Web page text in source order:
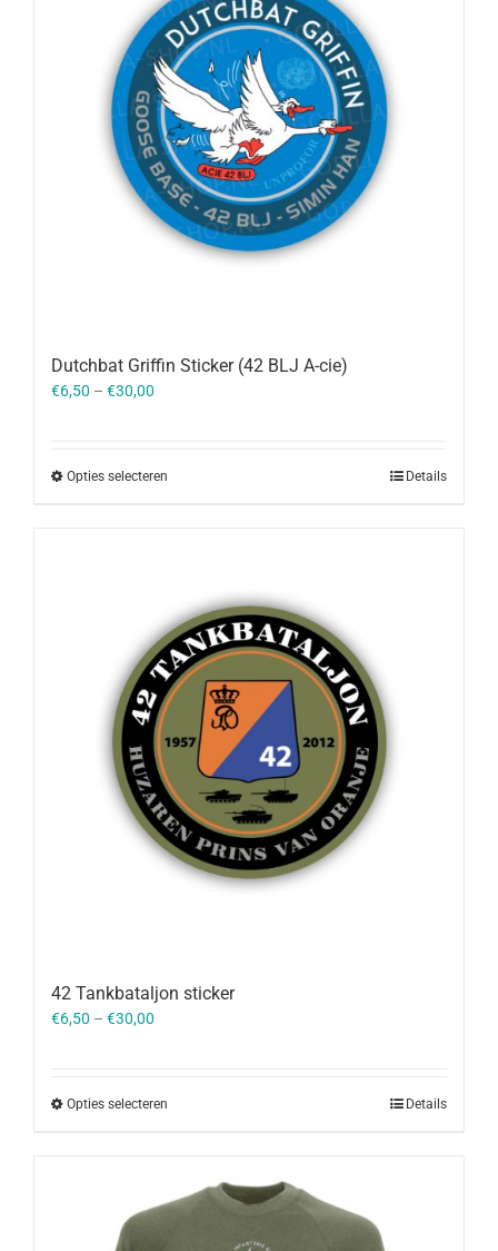
Dutchbat Griffin Sticker (42 BLJ A-cie)
€6,50 – €30,00
Opties selecteren Details
42 Tankbataljon sticker
€6,50 – €30,00
Opties selecteren Details